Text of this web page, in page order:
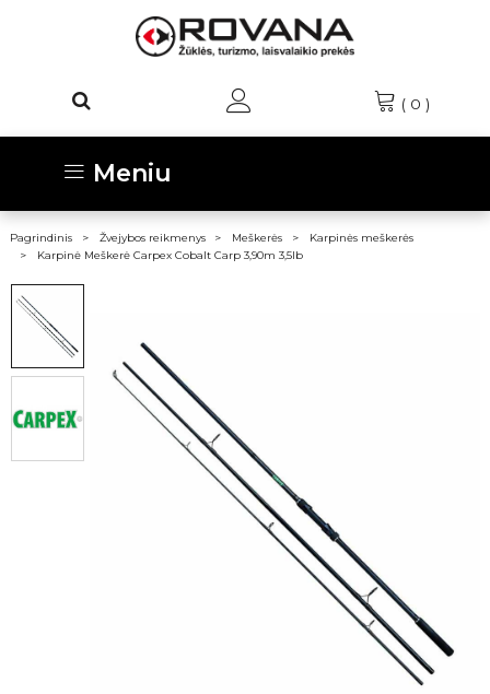
( 0 )
Meniu
Pagrindinis Žvejybos reikmenys Meškerės
Karpinės meškerės
Karpinė Meškerė Carpex Cobalt Carp 3,90m 3,5lb